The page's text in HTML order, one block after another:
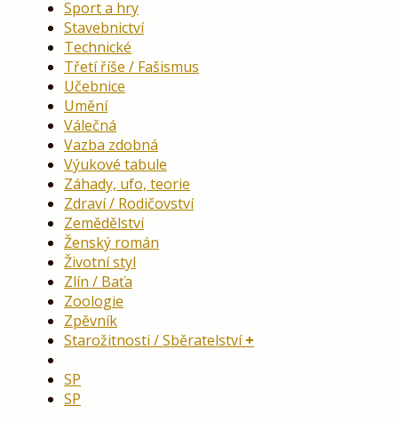
Sport a hry
Stavebnictví
Technické
Třetí říše / Fašismus
Učebnice
Umění
Válečná
Vazba zdobná
Výukové tabule
Záhady, ufo, teorie
Zdraví / Rodičovství
Zemědělství
Ženský román
Životní styl
Zlín / Baťa
Zoologie
Zpěvník
Starožitnosti / Sběratelství
SP
SP